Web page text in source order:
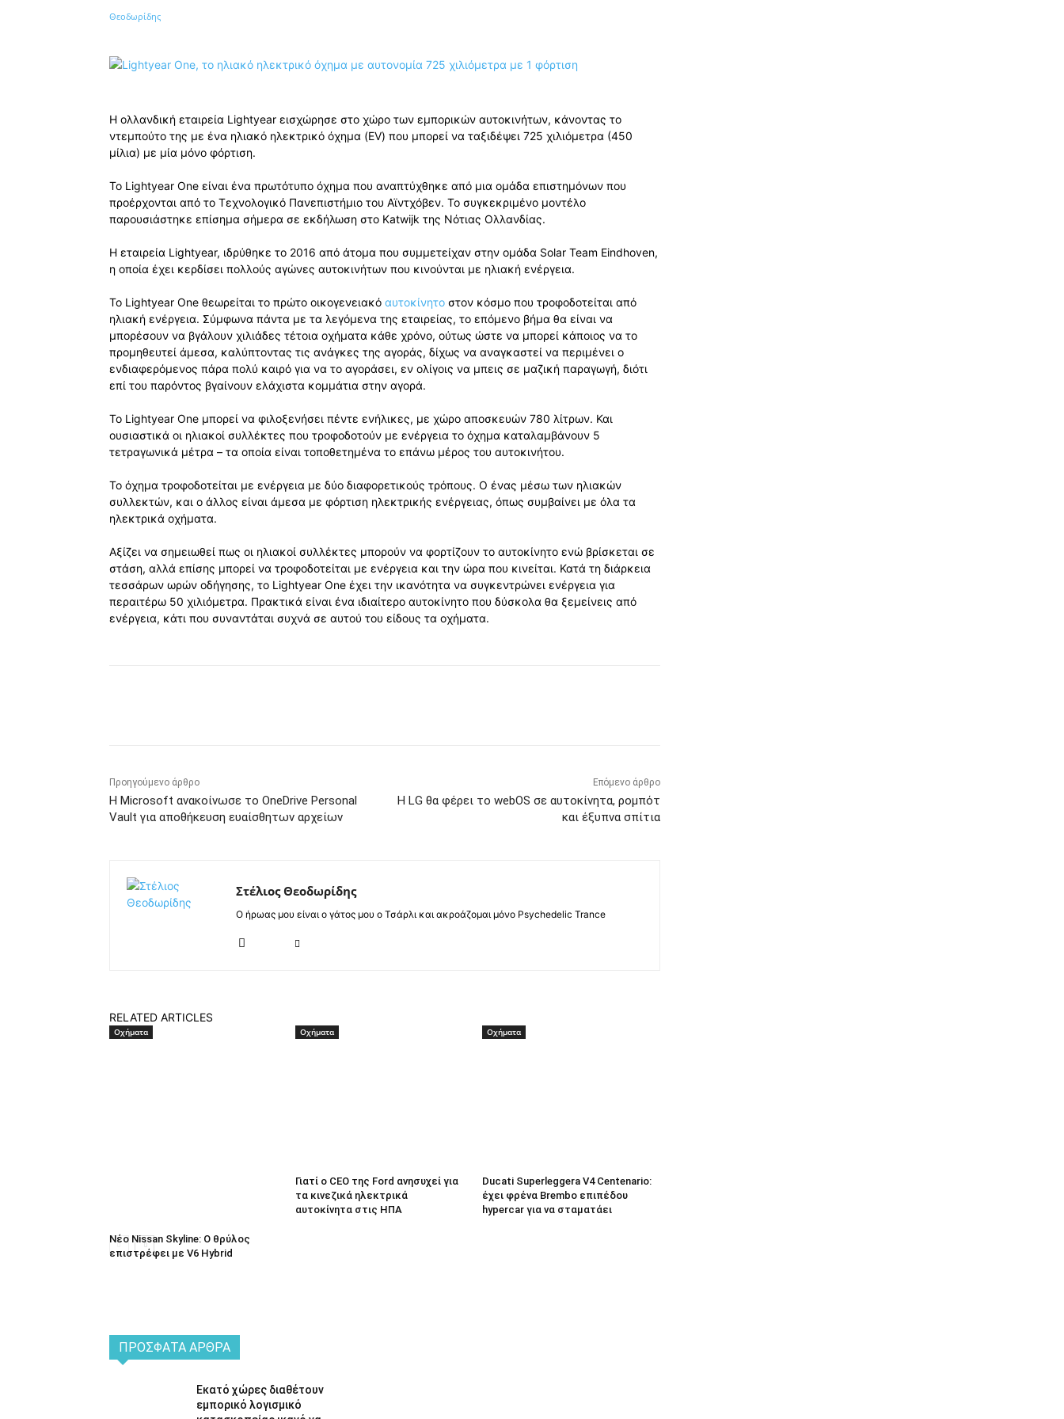
Κοινοποίηση
Η ολλανδική εταιρεία Lightyear εισχώρησε στο χώρο των εμπορικών αυτοκινήτων, κάνοντας το
ντεμπούτο της με ένα ηλιακό ηλεκτρικό όχημα (EV) που μπορεί να ταξιδέψει 725 χιλιόμετρα (450
μίλια) με μία μόνο φόρτιση.
Το Lightyear One είναι ένα πρωτότυπο όχημα που αναπτύχθηκε από μια ομάδα επιστημόνων που
προέρχονται από το Τεχνολογικό Πανεπιστήμιο του Αϊντχόβεν. Το συγκεκριμένο μοντέλο
παρουσιάστηκε επίσημα σήμερα σε εκδήλωση στο Katwijk της Νότιας Ολλανδίας.
Η εταιρεία Lightyear, ιδρύθηκε το 2016 από άτομα που συμμετείχαν στην ομάδα Solar Team Eindhoven,
η οποία έχει κερδίσει πολλούς αγώνες αυτοκινήτων που κινούνται με ηλιακή ενέργεια.
Το Lightyear One θεωρείται το πρώτο οικογενειακό αυτοκίνητο στον κόσμο που τροφοδοτείται από
ηλιακή ενέργεια. Σύμφωνα πάντα με τα λεγόμενα της εταιρείας, το επόμενο βήμα θα είναι να
μπορέσουν να βγάλουν χιλιάδες τέτοια οχήματα κάθε χρόνο, ούτως ώστε να μπορεί κάποιος να το
προμηθευτεί άμεσα, καλύπτοντας τις ανάγκες της αγοράς, δίχως να αναγκαστεί να περιμένει ο
ενδιαφερόμενος πάρα πολύ καιρό για να το αγοράσει, εν ολίγοις να μπεις σε μαζική παραγωγή, διότι
επί του παρόντος βγαίνουν ελάχιστα κομμάτια στην αγορά.
Το Lightyear One μπορεί να φιλοξενήσει πέντε ενήλικες, με χώρο αποσκευών 780 λίτρων. Και
ουσιαστικά οι ηλιακοί συλλέκτες που τροφοδοτούν με ενέργεια το όχημα καταλαμβάνουν 5
τετραγωνικά μέτρα – τα οποία είναι τοποθετημένα το επάνω μέρος του αυτοκινήτου.
Το όχημα τροφοδοτείται με ενέργεια με δύο διαφορετικούς τρόπους. Ο ένας μέσω των ηλιακών
συλλεκτών, και ο άλλος είναι άμεσα με φόρτιση ηλεκτρικής ενέργειας, όπως συμβαίνει με όλα τα
ηλεκτρικά οχήματα.
Αξίζει να σημειωθεί πως οι ηλιακοί συλλέκτες μπορούν να φορτίζουν το αυτοκίνητο ενώ βρίσκεται σε
στάση, αλλά επίσης μπορεί να τροφοδοτείται με ενέργεια και την ώρα που κινείται. Κατά τη διάρκεια
τεσσάρων ωρών οδήγησης, το Lightyear One έχει την ικανότητα να συγκεντρώνει ενέργεια για
περαιτέρω 50 χιλιόμετρα. Πρακτικά είναι ένα ιδιαίτερο αυτοκίνητο που δύσκολα θα ξεμείνεις από
ενέργεια, κάτι που συναντάται συχνά σε αυτού του είδους τα οχήματα.
Προηγούμενο άρθρο
Η Microsoft ανακοίνωσε το OneDrive Personal
Vault για αποθήκευση ευαίσθητων αρχείων
Επόμενο άρθρο
Η LG θα φέρει το webOS σε αυτοκίνητα, ρομπότ
και έξυπνα σπίτια
Στέλιος Θεοδωρίδης
Ο ήρωας μου είναι ο γάτος μου ο Τσάρλι και ακροάζομαι μόνο Psychedelic Trance
RELATED ARTICLES
Οχήματα
Νέο Nissan Skyline: Ο θρύλος
επιστρέφει με V6 Hybrid
Οχήματα
Γιατί ο CEO της Ford ανησυχεί για
τα κινεζικά ηλεκτρικά
αυτοκίνητα στις ΗΠΑ
Οχήματα
Ducati Superleggera V4 Centenario:
έχει φρένα Brembo επιπέδου
hypercar για να σταματάει
ΠΡΌΣΦΑΤΑ ΆΡΘΡΑ
Εκατό χώρες διαθέτουν
εμπορικό λογισμικό